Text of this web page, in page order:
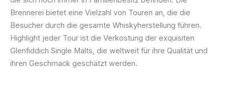
Brennerei bietet eine Vielzahl von Touren an, die die
Besucher durch die gesamte Whiskyherstellung führen.
Highlight jeder Tour ist die Verkostung der exquisiten
Glenfiddich Single Malts, die weltweit für ihre Qualität und
ihren Geschmack geschätzt werden.